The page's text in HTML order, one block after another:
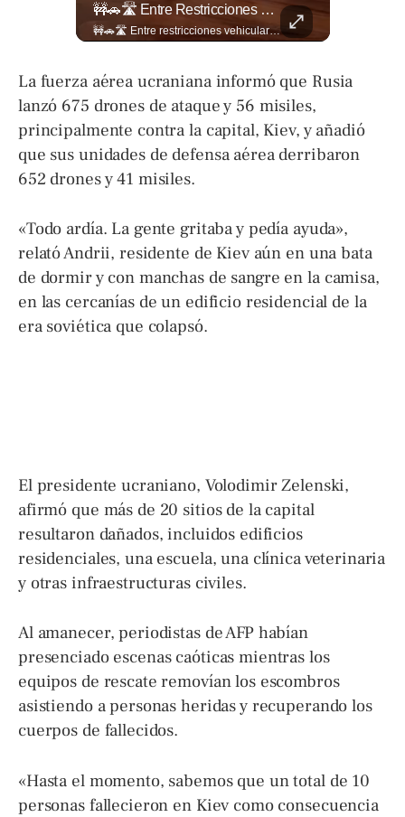
🚧🚗🛣️ Entre Restricciones Vehiculares Y El Despliegue De Maquinaria Pesada, Continúan Los Trabajos De Ampliación Y La Construcción Del Viaducto En El Tramo De Los...
🚧🚗🛣️ Entre restricciones vehiculares y el despliegue de maquinaria pesada, continúan los trabajos de ampliación y la construcción del viaducto en el tramo de Los Chorros, en la carretera Panamericana. Para más información del tramo Los Chorros visita ➡️ eldiariodehoy.com #Nacionales #LosChorros #carreterapanamericana
La fuerza aérea ucraniana informó que Rusia
lanzó 675 drones de ataque y 56 misiles,
principalmente contra la capital, Kiev, y añadió
que sus unidades de defensa aérea derribaron
652 drones y 41 misiles.
«Todo ardía. La gente gritaba y pedía ayuda»,
relató Andrii, residente de Kiev aún en una bata
de dormir y con manchas de sangre en la camisa,
en las cercanías de un edificio residencial de la
era soviética que colapsó.
El presidente ucraniano, Volodimir Zelenski,
afirmó que más de 20 sitios de la capital
resultaron dañados, incluidos edificios
residenciales, una escuela, una clínica veterinaria
y otras infraestructuras civiles.
Al amanecer, periodistas de AFP habían
presenciado escenas caóticas mientras los
equipos de rescate removían los escombros
asistiendo a personas heridas y recuperando los
cuerpos de fallecidos.
«Hasta el momento, sabemos que un total de 10
personas fallecieron en Kiev como consecuencia